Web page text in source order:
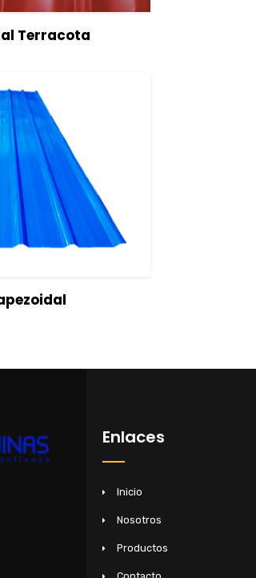
Leer más
Terracota
Seleccionar opciones
Enlaces
Inicio
Nosotros
Productos